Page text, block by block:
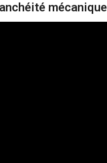
mécanique